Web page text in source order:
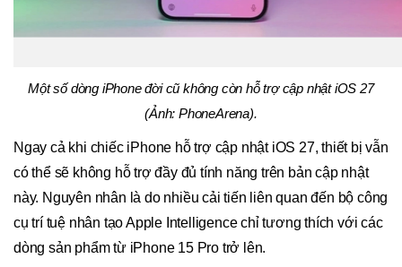
Một số dòng iPhone đời cũ không còn hỗ trợ cập nhật iOS 27
(Ảnh: PhoneArena).
Ngay cả khi chiếc iPhone hỗ trợ cập nhật iOS 27, thiết bị vẫn
có thể sẽ không hỗ trợ đầy đủ tính năng trên bản cập nhật
này. Nguyên nhân là do nhiều cải tiến liên quan đến bộ công
cụ trí tuệ nhân tạo Apple Intelligence chỉ tương thích với các
dòng sản phẩm từ iPhone 15 Pro trở lên.